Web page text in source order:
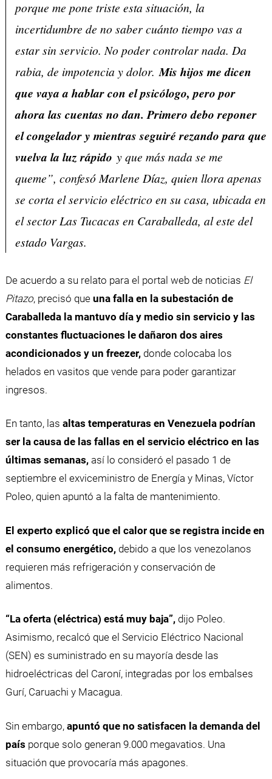
porque me pone triste esta situación, la
incertidumbre de no saber cuánto tiempo vas a
estar sin servicio. No poder controlar nada. Da
rabia, de impotencia y dolor.Mis hijos me dicen
que vaya a hablar con el psicólogo, pero por
ahora las cuentas no dan. Primero debo reponer
el congelador y mientras seguiré rezando para que
vuelva la luz rápido y que más nada se me
queme”, confesó Marlene Díaz, quien llora apenas
se corta el servicio eléctrico en su casa, ubicada en
el sector Las Tucacas en Caraballeda, al este del
estado Vargas.
De acuerdo a su relato para el portal web de noticias El
Pitazo, precisó que una falla en la subestación de
Caraballeda la mantuvo día y medio sin servicio y las
constantes fluctuaciones le dañaron dos aires
acondicionados y un freezer,donde colocaba los
helados en vasitos que vende para poder garantizar
ingresos.
En tanto, las altas temperaturas en Venezuela podrían
ser la causa de las fallas en el servicio eléctrico en las
últimas semanas,así lo consideró el pasado 1 de
septiembre el exviceministro de Energía y Minas, Víctor
Poleo, quien apuntó a la falta de mantenimiento.
El experto explicó que el calor que se registra incide en
el consumo energético,debido a que los venezolanos
requieren más refrigeración y conservación de
alimentos.
“La oferta (eléctrica) está muy baja”,dijo Poleo.
Asimismo, recalcó que el Servicio Eléctrico Nacional
(SEN) es suministrado en su mayoría desde las
hidroeléctricas del Caroní, integradas por los embalses
Gurí, Caruachi y Macagua.
Sin embargo, apuntó que no satisfacen la demanda del
país porque solo generan 9.000 megavatios. Una
situación que provocaría más apagones.